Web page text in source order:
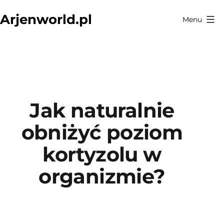
do
Arjenworld.pl Menu
Jak naturalnie
obniżyć poziom
kortyzolu w
organizmie?